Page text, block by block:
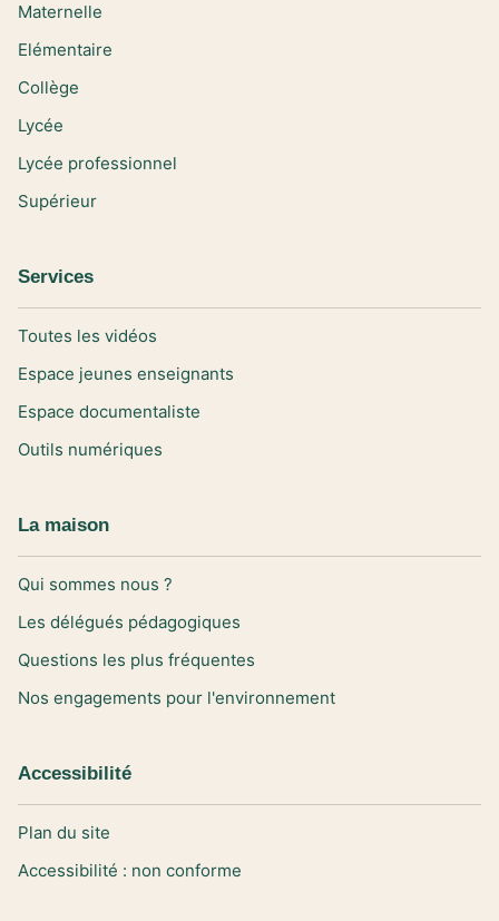
Maternelle
Elémentaire
Collège
Lycée
Lycée professionnel
Supérieur
Services
Toutes les vidéos
Espace jeunes enseignants
Espace documentaliste
Outils numériques
La maison
Qui sommes nous ?
Les délégués pédagogiques
Questions les plus fréquentes
Nos engagements pour l'environnement
Accessibilité
Plan du site
Accessibilité : non conforme